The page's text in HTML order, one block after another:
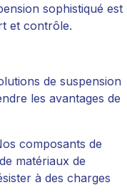
sophistiqué est
et contrôle.
de suspension
les avantages de
composants de
matériaux de
à des charges